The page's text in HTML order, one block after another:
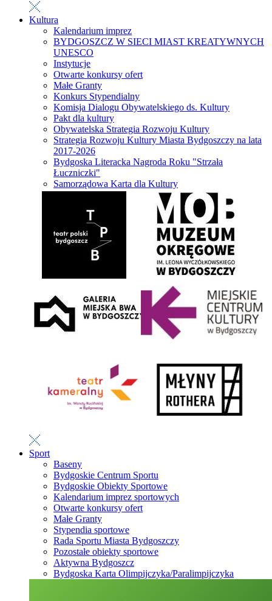
Kultura
Kalendarium imprez
BYDGOSZCZ W SIECI MIAST KREATYWNYCH
UNESCO
Instytucje
Otwarte konkursy ofert
Małe Granty
Konkurs Stypendialny
Komisja Dialogu Obywatelskiego ds. Kultury
Pakt dla kultury
Obywatelska Strategia Rozwoju Kultury
Strategia Rozwoju Kultury Miasta Bydgoszczy na lata
2017-2026
Bydgoska Literacka Nagroda Roku "Strzała
Łuczniczki"
Samorządowa Karta dla Kultury
Sport
Baseny
Bydgoskie Centrum Sportu
Bydgoskie Obiekty Sportowe
Kalendarium imprez sportowych
Otwarte konkursy ofert
Małe Granty
Stypendia sportowe
Rada Sportu Miasta Bydgoszczy
Pozostałe obiekty sportowe
Aktywna Bydgoszcz
Bydgoska Karta Olimpijczyka/Paralimpijczyka